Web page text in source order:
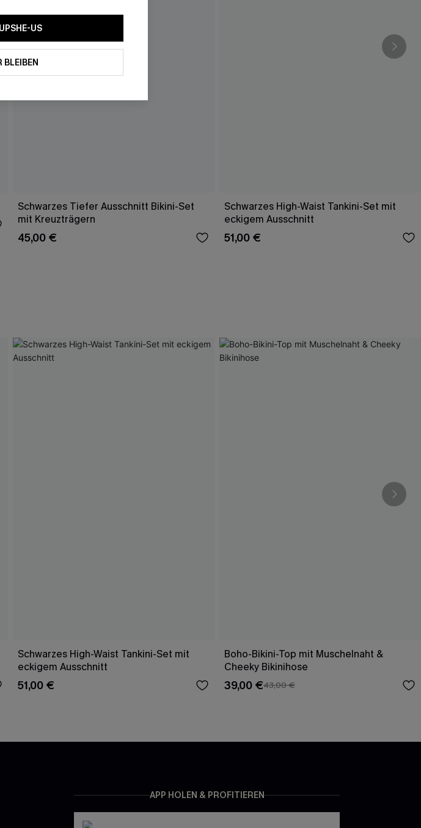
Schwarzes Tiefer Ausschnitt Bikini-Set
mit Kreuzträgern
45,00 €
Schwarzes High-Waist Tankini-Set mit
eckigem Ausschnitt
51,00 €
Schwarzes High-Waist Tankini-Set mit
eckigem Ausschnitt
51,00 €
Boho-Bikini-Top mit Muschelnaht &
Cheeky Bikinihose
39,00 €43,00 €
APP HOLEN & PROFITIEREN
US
BLEIBEN